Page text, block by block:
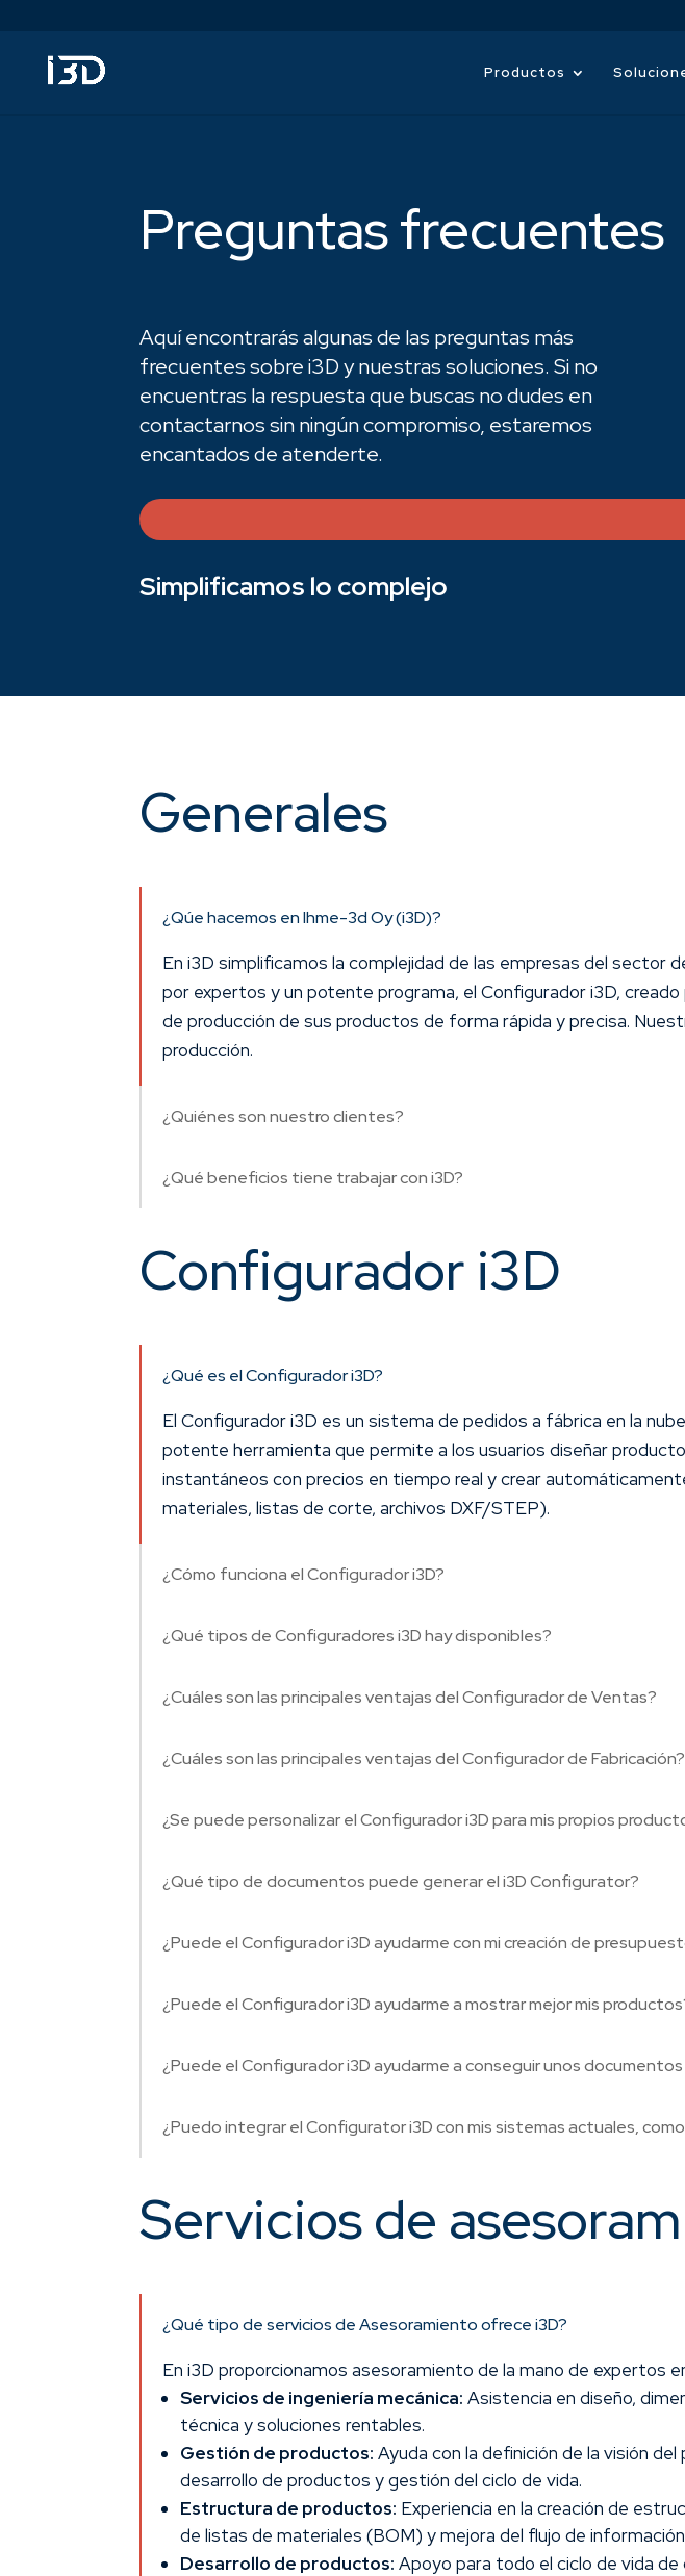
Productos
Preguntas frecuentes
Aquí encontrarás algunas de las preguntas más
frecuentes sobre i3D y nuestras soluciones. Si no
encuentras la respuesta que buscas no dudes en
contactarnos sin ningún compromiso, estaremos
encantados de atenderte.
Simplificamos lo complejo
Generales
¿Qúe hacemos en Ihme-3d Oy (i3D)?
En i3D simplificamos la complejidad de las empresas del sector
por expertos y un potente programa, el Configurador i3D,
de producción de sus productos de forma rápida y precisa.
producción.
¿Quiénes son nuestro clientes?
¿Qué beneficios tiene trabajar con i3D?
Configurador i3D
¿Qué es el Configurador i3D?
El Configurador i3D es un sistema de pedidos a fábrica en la
potente herramienta que permite a los usuarios diseñar
instantáneos con precios en tiempo real y crear
materiales, listas de corte, archivos DXF/STEP).
¿Cómo funciona el Configurador i3D?
¿Qué tipos de Configuradores i3D hay disponibles?
¿Cuáles son las principales ventajas del Configurador de Ventas?
¿Cuáles son las principales ventajas del Configurador de Fabricación?
¿Se puede personalizar el Configurador i3D para mis propios
¿Qué tipo de documentos puede generar el i3D Configurator?
¿Puede el Configurador i3D ayudarme con mi creación de
¿Puede el Configurador i3D ayudarme a mostrar mejor mis
¿Puede el Configurador i3D ayudarme a conseguir unos
¿Puedo integrar el Configurator i3D con mis sistemas actuales, como
Servicios de
¿Qué tipo de servicios de Asesoramiento ofrece i3D?
En i3D proporcionamos asesoramiento de la mano de expertos
Servicios de ingeniería mecánica: Asistencia en diseño,
técnica y soluciones rentables.
Gestión de productos: Ayuda con la definición de la visión
desarrollo de productos y gestión del ciclo de vida.
Estructura de productos: Experiencia en la creación de
de listas de materiales (BOM) y mejora del flujo de
Desarrollo de productos: Apoyo para todo el ciclo de vida